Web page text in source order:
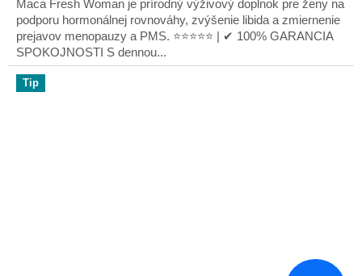
hviezdičiek.
Maca Fresh Woman je prírodný výživový doplnok pre ženy na
podporu hormonálnej rovnováhy, zvýšenie libida a zmiernenie
prejavov menopauzy a PMS. ⭐⭐⭐⭐⭐ | ✔ 100% GARANCIA
SPOKOJNOSTI S dennou...
Tip